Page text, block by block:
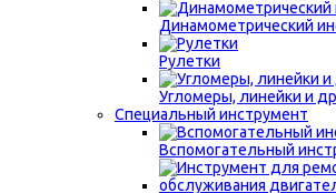
Динамометрический
Рулетки
Угломеры, линейки и
Специальный инструмент
Вспомогательный